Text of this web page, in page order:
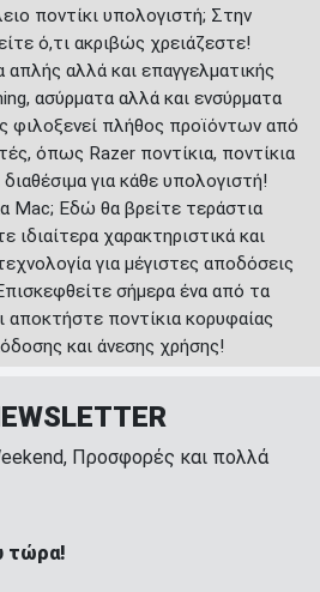
ποντίκι υπολογιστή; Στην
ό,τι ακριβώς χρειάζεστε!
απλής αλλά και επαγγελματικής
ασύρματα αλλά και ενσύρματα
φιλοξενεί πλήθος προϊόντων από
όπως Razer ποντίκια, ποντίκια
για κάθε υπολογιστή!
Mac; Εδώ θα βρείτε τεράστια
ιδιαίτερα χαρακτηριστικά και
για μέγιστες αποδόσεις
σήμερα ένα από τα
αποκτήστε ποντίκια κορυφαίας
και άνεσης χρήσης!
Προσφορές και πολλά
τώρα!